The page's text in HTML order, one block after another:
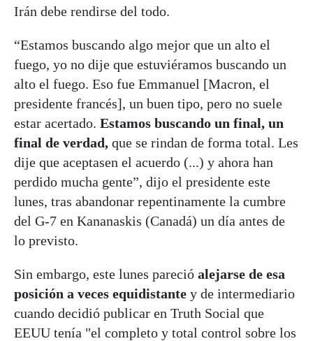
Irán debe rendirse del todo.
“Estamos buscando algo mejor que un alto el
fuego, yo no dije que estuviéramos buscando un
alto el fuego. Eso fue Emmanuel [Macron, el
presidente francés], un buen tipo, pero no suele
estar acertado. Estamos buscando un final, un
final de verdad, que se rindan de forma total. Les
dije que aceptasen el acuerdo (...) y ahora han
perdido mucha gente”, dijo el presidente este
lunes, tras abandonar repentinamente la cumbre
del G-7 en Kananaskis (Canadá) un día antes de
lo previsto.
Sin embargo, este lunes pareció alejarse de esa
posición a veces equidistante y de intermediario
cuando decidió publicar en Truth Social que
EEUU tenía "el completo y total control sobre los